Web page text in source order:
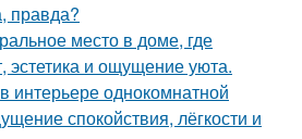
правда?
место в доме, где
эстетика и ощущение уюта.
интерьере однокомнатной
спокойствия, лёгкости и